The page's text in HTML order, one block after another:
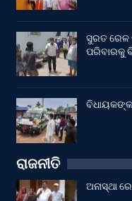
ସୁରତ ରେଳ
ପରିବାରକୁ
ବିଧାୟକଙ୍କ
ରାଜନୀତି
ଅନାସ୍ଥା